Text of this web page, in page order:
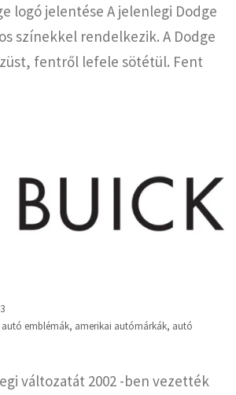
logó jelentése A jelenlegi Dodge
színekkel rendelkezik. A Dodge
fentről lefele sötétül. Fent
emblémák, amerikai autómárkák, autó
változatát 2002 -ben vezették